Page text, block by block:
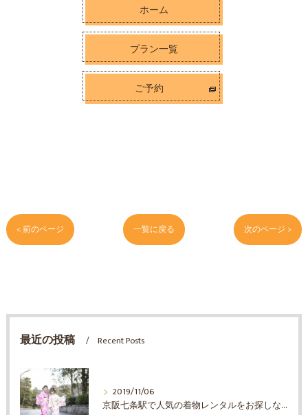
ホーム
プラン一覧
ご予約
< 前のページ 一覧に戻る 次のページ >
最近の投稿 Recent Posts
2019/11/06
京阪七条駅で人気の着物レンタルをお探しならエブリ着物日和